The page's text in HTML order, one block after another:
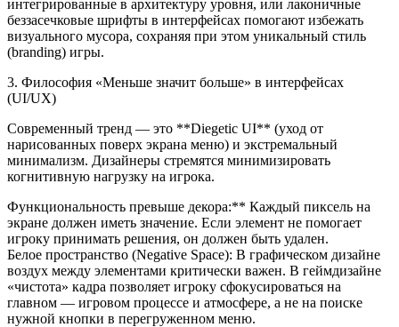
интегрированные в архитектуру уровня, или лаконичные
беззасечковые шрифты в интерфейсах помогают избежать
визуального мусора, сохраняя при этом уникальный стиль
(branding) игры.
3. Философия «Меньше значит больше» в интерфейсах
(UI/UX)
Современный тренд — это **Diegetic UI** (уход от
нарисованных поверх экрана меню) и экстремальный
минимализм. Дизайнеры стремятся минимизировать
когнитивную нагрузку на игрока.
Функциональность превыше декора:** Каждый пиксель на
экране должен иметь значение. Если элемент не помогает
игроку принимать решения, он должен быть удален.
Белое пространство (Negative Space): В графическом дизайне
воздух между элементами критически важен. В геймдизайне
«чистота» кадра позволяет игроку сфокусироваться на
главном — игровом процессе и атмосфере, а не на поиске
нужной кнопки в перегруженном меню.